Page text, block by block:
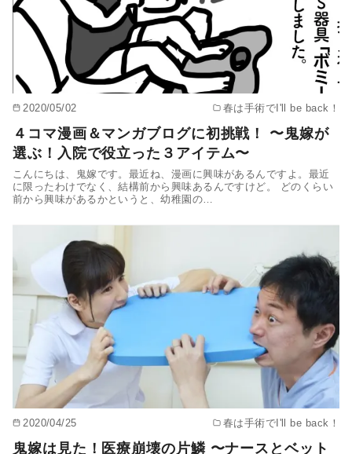
2020/05/02 春は手術でI'll be back！
４コマ漫画＆マンガブログに初挑戦！ 〜鬼嫁が
選ぶ！入院で役立った３アイテム〜
こんにちは、鬼嫁です。最近ね、漫画に興味があるんですよ。最近
に限ったわけでなく、結構前から興味あるんですけど。 どのくらい
前から興味があるかというと、幼稚園の…
2020/04/25 春は手術でI'll be back！
鬼嫁は見た！医療崩壊の片鱗 〜ナースとベット